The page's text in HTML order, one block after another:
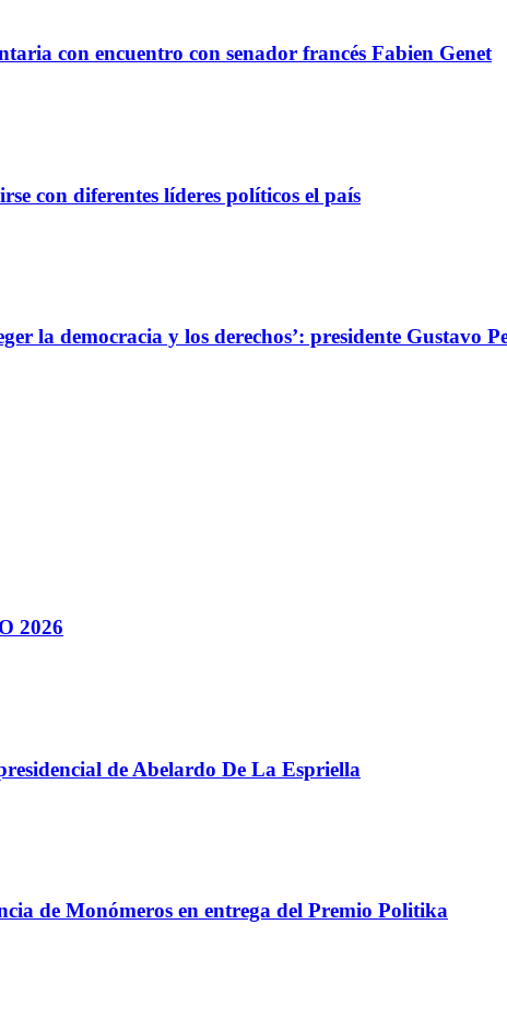
con encuentro con senador francés Fabien Genet
con diferentes líderes políticos el país
la democracia y los derechos’: presidente Gustavo
2026
de Abelardo De La Espriella
de Monómeros en entrega del Premio Politika